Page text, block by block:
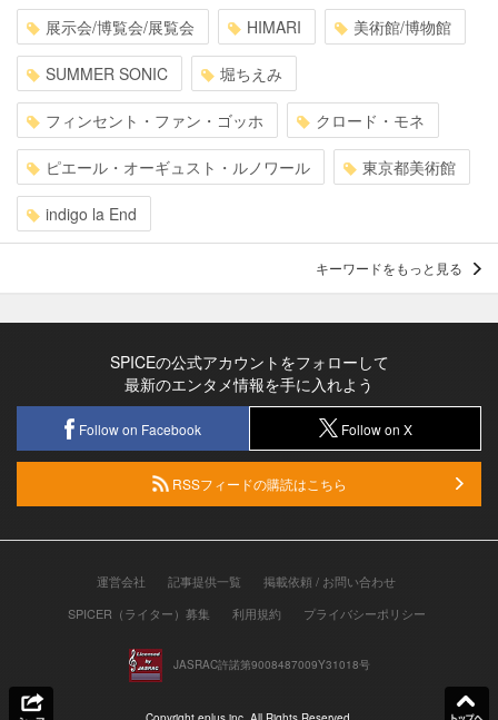
展示会/博覧会/展覧会 HIMARI 美術館/博物館
SUMMER SONIC 堀ちえみ
フィンセント・ファン・ゴッホ クロード・モネ
ピエール・オーギュスト・ルノワール 東京都美術館
indigo la End
キーワードをもっと見る
SPICEの公式アカウントをフォローして
最新のエンタメ情報を手に入れよう
Follow on Facebook Follow on X
RSSフィードの購読はこちら
運営会社 記事提供一覧
掲載依頼 / お問い合わせ
SPICER（ライター）募集
利用規約 プライバシーポリシー
JASRAC許諾第9008487009Y31018号